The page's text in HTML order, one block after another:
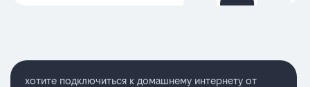
хотите подключиться к домашнему интернету от